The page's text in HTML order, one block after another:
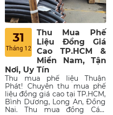
31
Tháng 12
Thu Mua Phế
Liệu Đồng Giá
Cao TP.HCM &
Miền Nam, Tận
Nơi, Uy Tín
Thu mua phế liệu Thuận
Phát! Chuyên thu mua phế
liệu đồng giá cao tại TP.HCM,
Bình Dương, Long An, Đồng
Nai. Thu mua đồng Cáp,